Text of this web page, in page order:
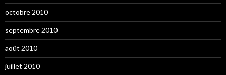
octobre 2010
septembre 2010
août 2010
juillet 2010